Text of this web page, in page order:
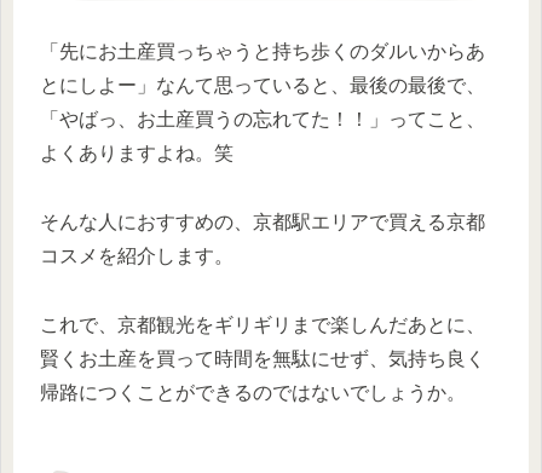
「先にお土産買っちゃうと持ち歩くのダルいからあ
とにしよー」なんて思っていると、最後の最後で、
「やばっ、お土産買うの忘れてた！！」ってこと、
よくありますよね。笑
そんな人におすすめの、 京都駅エリアで買える京都
コスメ を紹介します。
これで、京都観光をギリギリまで楽しんだあとに、
賢くお土産を買って時間を無駄にせず、気持ち良く
帰路につくことができるのではないでしょうか。